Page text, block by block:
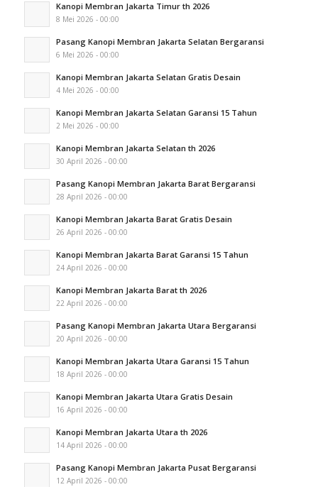
Kanopi Membran Jakarta Timur th 2026
8 Mei 2026 - 00:00
Pasang Kanopi Membran Jakarta Selatan Bergaransi
6 Mei 2026 - 00:00
Kanopi Membran Jakarta Selatan Gratis Desain
4 Mei 2026 - 00:00
Kanopi Membran Jakarta Selatan Garansi 15 Tahun
2 Mei 2026 - 00:00
Kanopi Membran Jakarta Selatan th 2026
30 April 2026 - 00:00
Pasang Kanopi Membran Jakarta Barat Bergaransi
28 April 2026 - 00:00
Kanopi Membran Jakarta Barat Gratis Desain
26 April 2026 - 00:00
Kanopi Membran Jakarta Barat Garansi 15 Tahun
24 April 2026 - 00:00
Kanopi Membran Jakarta Barat th 2026
22 April 2026 - 00:00
Pasang Kanopi Membran Jakarta Utara Bergaransi
20 April 2026 - 00:00
Kanopi Membran Jakarta Utara Garansi 15 Tahun
18 April 2026 - 00:00
Kanopi Membran Jakarta Utara Gratis Desain
16 April 2026 - 00:00
Kanopi Membran Jakarta Utara th 2026
14 April 2026 - 00:00
Pasang Kanopi Membran Jakarta Pusat Bergaransi
12 April 2026 - 00:00